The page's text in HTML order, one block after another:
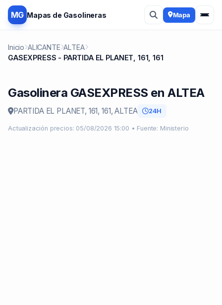
MG Mapas de Gasolineras Mapa
Inicio ALICANTE ALTEA
GASEXPRESS - PARTIDA EL PLANET, 161, 161
Gasolinera GASEXPRESS en ALTEA
PARTIDA EL PLANET, 161, 161, ALTEA 24H
Actualización precios: 05/08/2026 15:00 • Fuente: Ministerio